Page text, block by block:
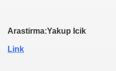
Arastirma:Yakup Icik
Link